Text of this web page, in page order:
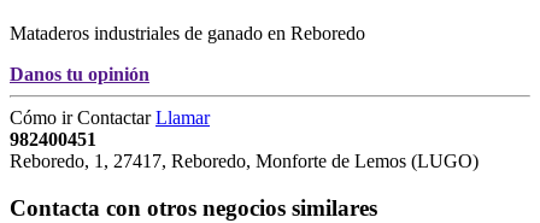
Mataderos industriales de ganado en Reboredo
Danos tu opinión
Cómo irContactarLlamar
982400451
Reboredo, 1 , 27417, Reboredo, Monforte de Lemos (LUGO)
Contacta con otros negocios similares